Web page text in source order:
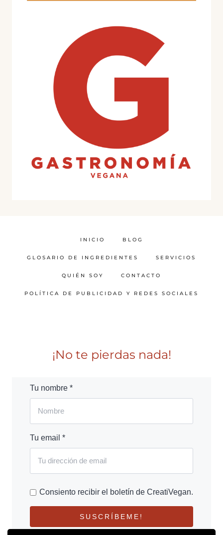
INICIO BLOG
GLOSARIO DE INGREDIENTES SERVICIOS
QUIÉN SOY CONTACTO
POLÍTICA DE PUBLICIDAD Y REDES SOCIALES
¡No te pierdas nada!
Tu nombre *
Tu email *
Consiento recibir el boletín de CreatiVegan.
SUSCRÍBEME!